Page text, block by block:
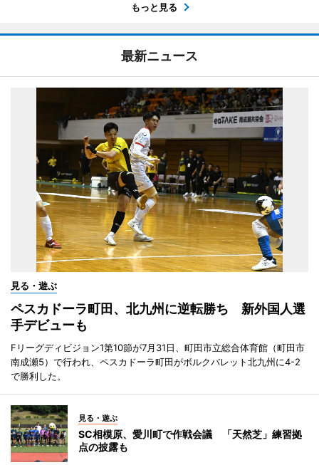
もっと見る
最新ニュース
見る・遊ぶ
ペスカドーラ町田、北九州に逆転勝ち 新外国人選
手デビューも
Fリーグディビジョン1第10節が7月31日、町田市立総合体育館（町田市
南成瀬5）で行われ、ペスカドーラ町田がボルクバレット北九州に4-2
で勝利した。
見る・遊ぶ
SC相模原、愛川町で作戦会議 「天然芝」練習拠
点の披露も